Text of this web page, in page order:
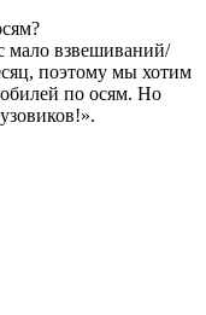
мало взвешиваний/
поэтому мы хотим
по осям. Но